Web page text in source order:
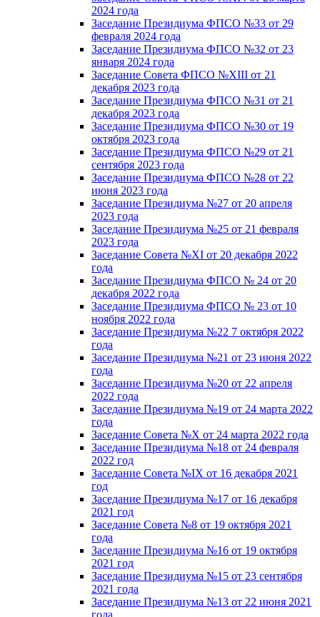
2024 года
Заседание Президиума ФПСО №33 от 29
февраля 2024 года
Заседание Президиума ФПСО №32 от 23
января 2024 года
Заседание Совета ФПСО №XIII от 21
декабря 2023 года
Заседание Президиума ФПСО №31 от 21
декабря 2023 года
Заседание Президиума ФПСО №30 от 19
октября 2023 года
Заседание Президиума ФПСО №29 от 21
сентября 2023 года
Заседание Президиума ФПСО №28 от 22
июня 2023 года
Заседание Президиума №27 от 20 апреля
2023 года
Заседание Президиума №25 от 21 февраля
2023 года
Заседание Совета №XI от 20 декабря 2022
года
Заседание Президиума ФПСО № 24 от 20
декабря 2022 года
Заседание Президиума ФПСО № 23 от 10
ноября 2022 года
Заседание Президиума №22 7 октября 2022
года
Заседание Президиума №21 от 23 июня 2022
года
Заседание Президиума №20 от 22 апреля
2022 года
Заседание Президиума №19 от 24 марта 2022
года
Заседание Совета №X от 24 марта 2022 года
Заседание Президиума №18 от 24 февраля
2022 год
Заседание Совета №IX от 16 декабря 2021
год
Заседание Президиума №17 от 16 декабря
2021 год
Заседание Совета №8 от 19 октября 2021
года
Заседание Президиума №16 от 19 октября
2021 год
Заседание Президиума №15 от 23 сентября
2021 года
Заседание Президиума №13 от 22 июня 2021
года